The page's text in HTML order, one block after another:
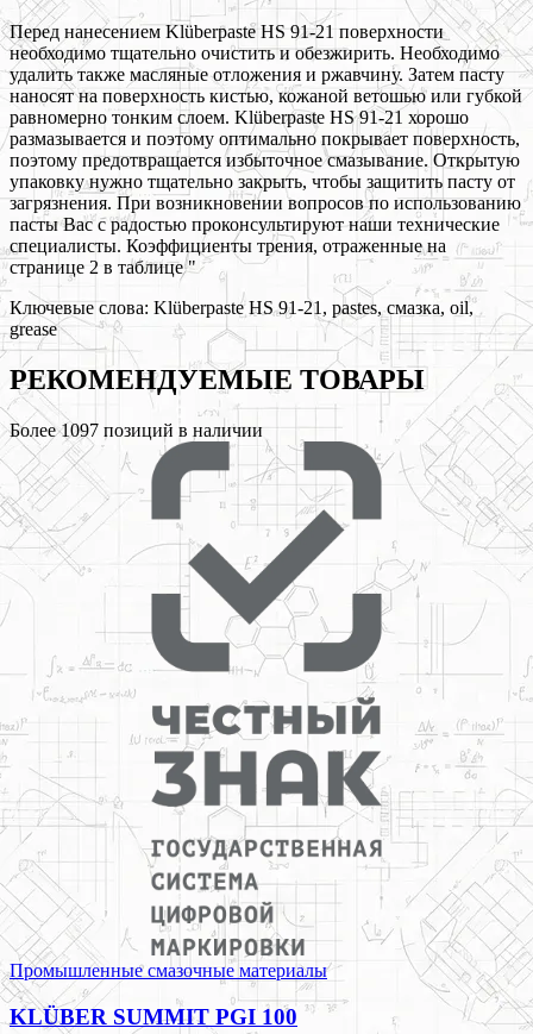
Перед нанесением Klüberpaste HS 91-21 поверхности
необходимо тщательно очистить и обезжирить. Необходимо
удалить также масляные отложения и ржавчину. Затем пасту
наносят на поверхность кистью, кожаной ветошью или губкой
равномерно тонким слоем. Klüberpaste HS 91-21 хорошо
размазывается и поэтому оптимально покрывает поверхность,
поэтому предотвращается избыточное смазывание. Открытую
упаковку нужно тщательно закрыть, чтобы защитить пасту от
загрязнения. При возникновении вопросов по использованию
пасты Вас с радостью проконсультируют наши технические
специалисты. Коэффициенты трения, отраженные на
странице 2 в таблице "
Ключевые слова: Klüberpaste HS 91-21, pastes, смазка, oil,
grease
РЕКОМЕНДУЕМЫЕ ТОВАРЫ
Более1097 позиций в наличии
Промышленные смазочные материалы
KLÜBER SUMMIT PGI 100